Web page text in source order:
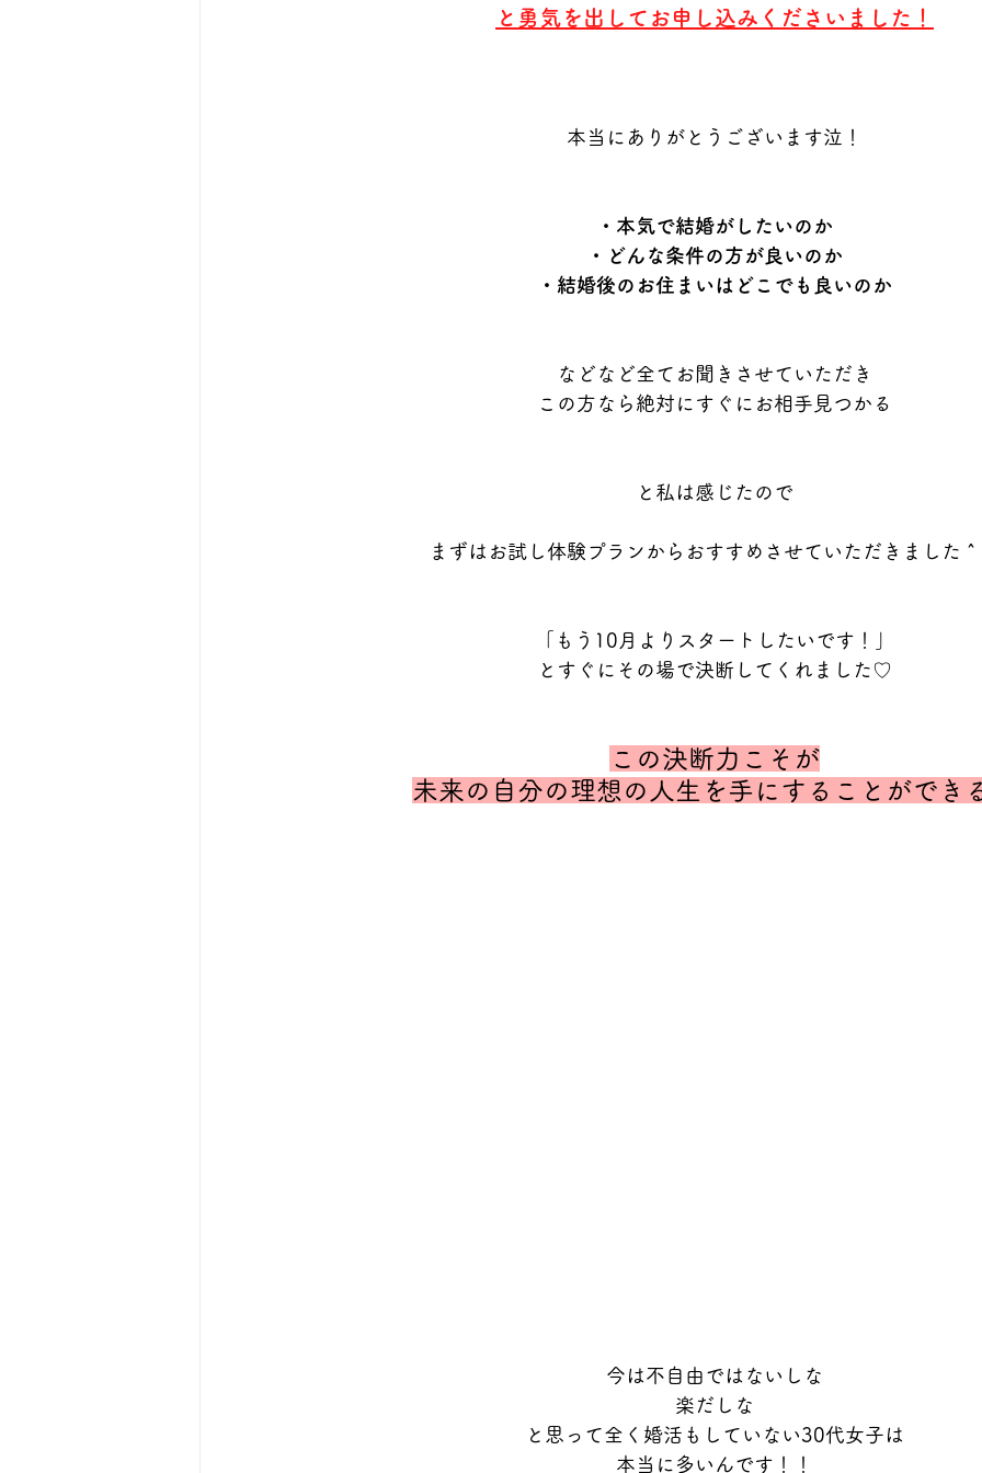
と勇気を出してお申し込みくださいました！
本当にありがとうございます泣！
・本気で結婚がしたいのか
・どんな条件の方が良いのか
・結婚後のお住まいはどこでも良いのか
などなど全てお聞きさせていただき
この方なら絶対にすぐにお相手見つかる
と私は感じたので
まずはお試し体験プランからおすすめさせていただきました
「もう10月よりスタートしたいです！」
とすぐにその場で決断してくれました♡
この決断力こそが
未来の自分の理想の人生を手にすることができ
今は不自由ではないしな
楽だしな
と思って全く婚活もしていない30代女子は
本当に多いんです！！